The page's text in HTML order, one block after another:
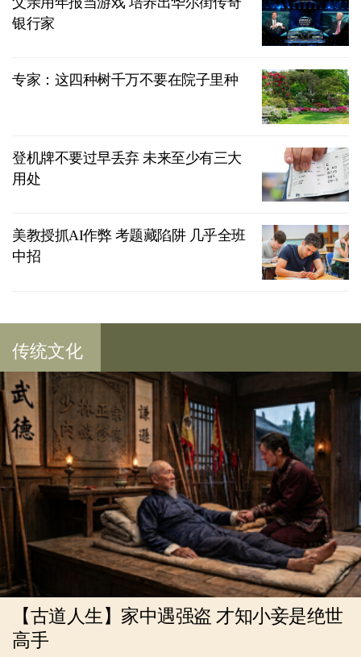
银行家
专家：这四种树千万不要在院子里种
登机牌不要过早丢弃 未来至少有三大
用处
美教授抓AI作弊 考题藏陷阱 几乎全班
中招
传统文化
【古道人生】家中遇强盗 才知小妾是绝世
高手